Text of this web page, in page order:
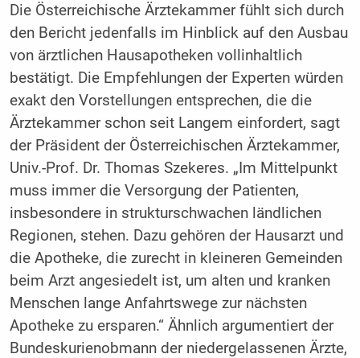
Die Österreichische Ärztekammer fühlt sich durch
den Bericht jedenfalls im Hinblick auf den Ausbau
von ärztlichen Hausapotheken vollinhaltlich
bestätigt. Die Empfehlungen der Experten würden
exakt den Vorstellungen entsprechen, die die
Ärztekammer schon seit Langem einfordert, sagt
der Präsident der Österreichischen Ärztekammer,
Univ.-Prof. Dr. Thomas Szekeres. „Im Mittelpunkt
muss immer die Versorgung der Patienten,
insbesondere in strukturschwachen ländlichen
Regionen, stehen. Dazu gehören der Hausarzt und
die Apotheke, die zurecht in kleineren Gemeinden
beim Arzt angesiedelt ist, um alten und kranken
Menschen lange Anfahrtswege zur nächsten
Apotheke zu ersparen.“ Ähnlich argumentiert der
Bundeskurienobmann der niedergelassenen Ärzte,